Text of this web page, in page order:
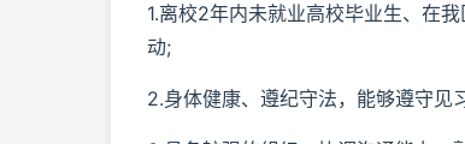
1.离校2年内未就业高校毕业生、在
动;
2.身体健康、遵纪守法，能够遵守见